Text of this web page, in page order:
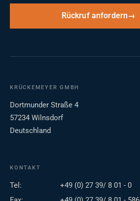
Rückruf anfordern
KRÜCKEMEYER GMBH
Dortmunder Straße 4
57234 Wilnsdorf
Deutschland
KONTAKT
Tel:
+49 (0) 27 39/ 8 01 - 0